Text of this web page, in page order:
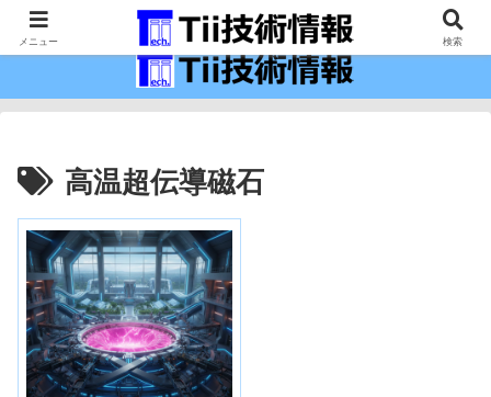
最新の科学技術の情報インフラ。
高温超伝導磁石
メニュー 検索